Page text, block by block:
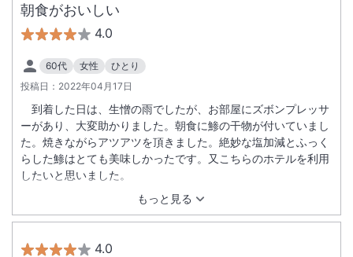
朝食がおいしい
4.0
60代 女性
ひとり
投稿日： 2022年04月17日
もっと見る
到着した日は、生憎の雨でしたが、お部屋にズボンプレッサ
ーがあり、大変助かりました。朝食に鯵の干物が付いていまし
た。焼きながらアツアツを頂きました。絶妙な塩加減とふっく
らした鯵はとても美味しかったです。又こちらのホテルを利用
したいと思いました。
4.0